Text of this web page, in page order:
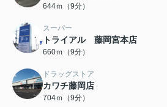
644ｍ（9分）
スーパー
トライアル 藤岡宮本店
660ｍ（9分）
ドラッグストア
カワチ藤岡店
704ｍ（9分）